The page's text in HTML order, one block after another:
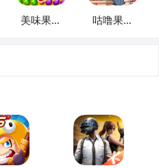
美味果汁
咕噜果汁